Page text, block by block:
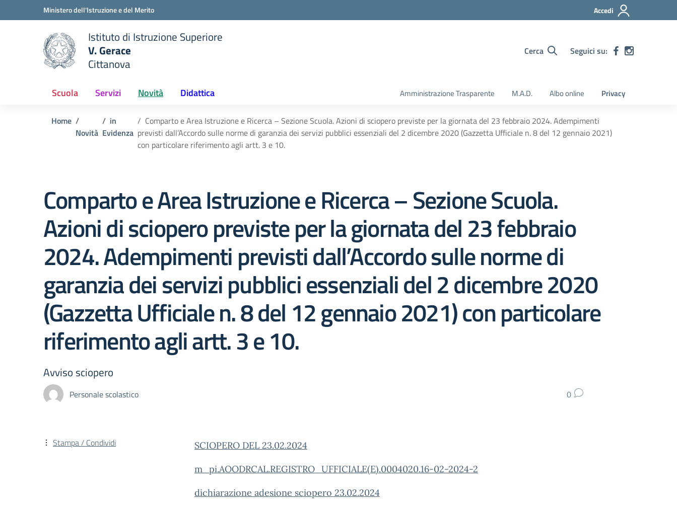
Vai ai contenuti
Vai al menu di navigazioneMinistero dell'Istruzione e del Merito Accedi
scuola
Istituto di Istruzione Superiore
V. Gerace
Cittanova
Cerca Seguici su:
Scuola Servizi Novità Didattica Amministrazione Trasparente M.A.D. Albo online Privacy
Home
Novità
in
Evidenza
Comparto e Area Istruzione e Ricerca – Sezione Scuola. Azioni di sciopero previste per la giornata del 23 febbraio 2024. Adempimenti
previsti dall’Accordo sulle norme di garanzia dei servizi pubblici essenziali del 2 dicembre 2020 (Gazzetta Ufficiale n. 8 del 12 gennaio 2021)
con particolare riferimento agli artt. 3 e 10.
Comparto e Area Istruzione e Ricerca – Sezione Scuola.
Azioni di sciopero previste per la giornata del 23 febbraio
2024. Adempimenti previsti dall’Accordo sulle norme di
garanzia dei servizi pubblici essenziali del 2 dicembre 2020
(Gazzetta Ufficiale n. 8 del 12 gennaio 2021) con particolare
riferimento agli artt. 3 e 10.
Avviso sciopero
Personale scolastico 0
SCIOPERO DEL 23.02.2024
m_pi.AOODRCAL.REGISTRO_UFFICIALE(E).0004020.16-02-2024-2
dichiarazione adesione sciopero 23.02.2024
Stampa / Condividi